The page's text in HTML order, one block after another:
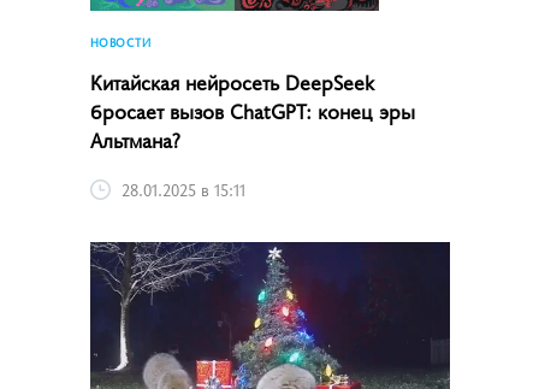
НОВОСТИ
Китайская нейросеть DeepSeek
бросает вызов ChatGPT: конец эры
Альтмана?
28.01.2025 в 15:11